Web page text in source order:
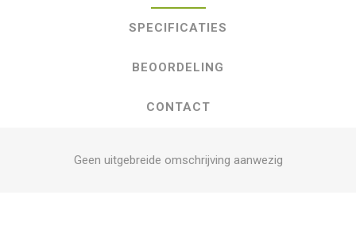
SPECIFICATIES
BEOORDELING
CONTACT
Geen uitgebreide omschrijving aanwezig